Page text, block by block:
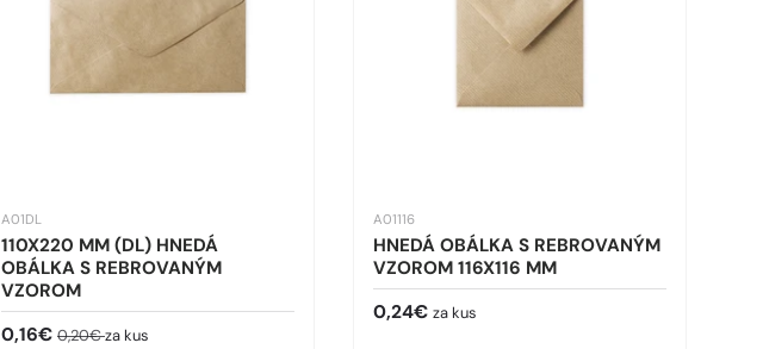
A01DL
110X220 MM (DL) HNEDÁ
OBÁLKA S REBROVANÝM
VZOROM
Predajná cena
0,16€ Bežná cena
0,20€za kus
A01116
HNEDÁ OBÁLKA S REBROVANÝM
VZOROM 116X116 MM
Bežná cena
0,24€ za kus